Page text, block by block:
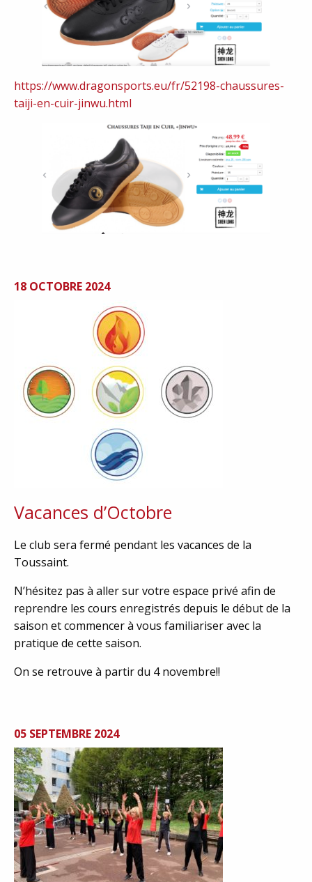
https://www.dragonsports.eu/fr/52198-chaussures-
taiji-en-cuir-jinwu.html
18 OCTOBRE 2024
Vacances d’Octobre
Le club sera fermé pendant les vacances de la
Toussaint.
N’hésitez pas à aller sur votre espace privé afin de
reprendre les cours enregistrés depuis le début de la
saison et commencer à vous familiariser avec la
pratique de cette saison.
On se retrouve à partir du 4 novembre!!
05 SEPTEMBRE 2024